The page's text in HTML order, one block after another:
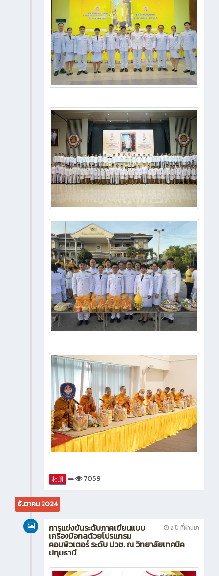
相册 7059
ธันวาคม 2024
2 ปี ที่ผ่านมา
การแข่งขันระดับภาคเขียนแบบ
เครื่องมือกลด้วยโปรแกรม
คอมพิวเตอร์ ระดับ ปวช. ณ วิทยาลัยเทคนิค
ปทุมธานี